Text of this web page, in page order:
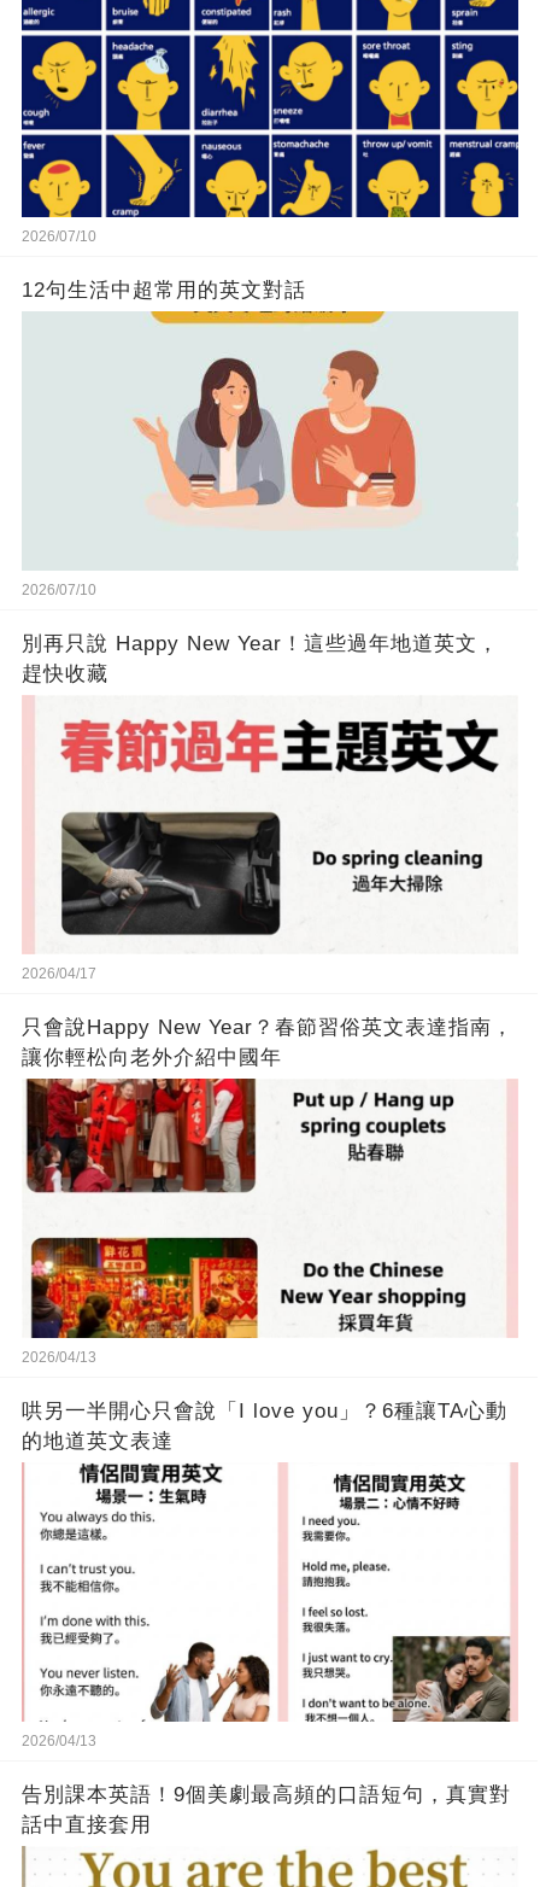
2026/07/10
12句生活中超常用的英文對話
2026/07/10
別再只說 Happy New Year！這些過年地道英文，
趕快收藏
2026/04/17
只會說Happy New Year？春節習俗英文表達指南，
讓你輕松向老外介紹中國年
2026/04/13
哄另一半開心只會說「I love you」？6種讓TA心動
的地道英文表達
2026/04/13
告別課本英語！9個美劇最高頻的口語短句，真實對
話中直接套用